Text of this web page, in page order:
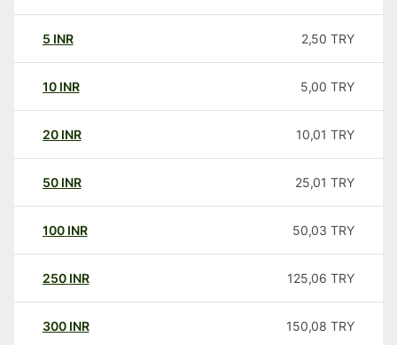
5 INR 2,50 TRY
10 INR 5,00 TRY
20 INR 10,01 TRY
50 INR 25,01 TRY
100 INR 50,03 TRY
250 INR 125,06 TRY
300 INR 150,08 TRY